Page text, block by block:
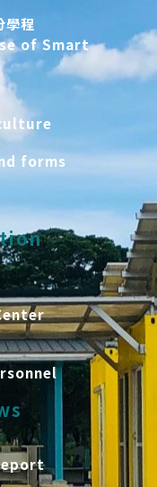
學程
of Smart
forms